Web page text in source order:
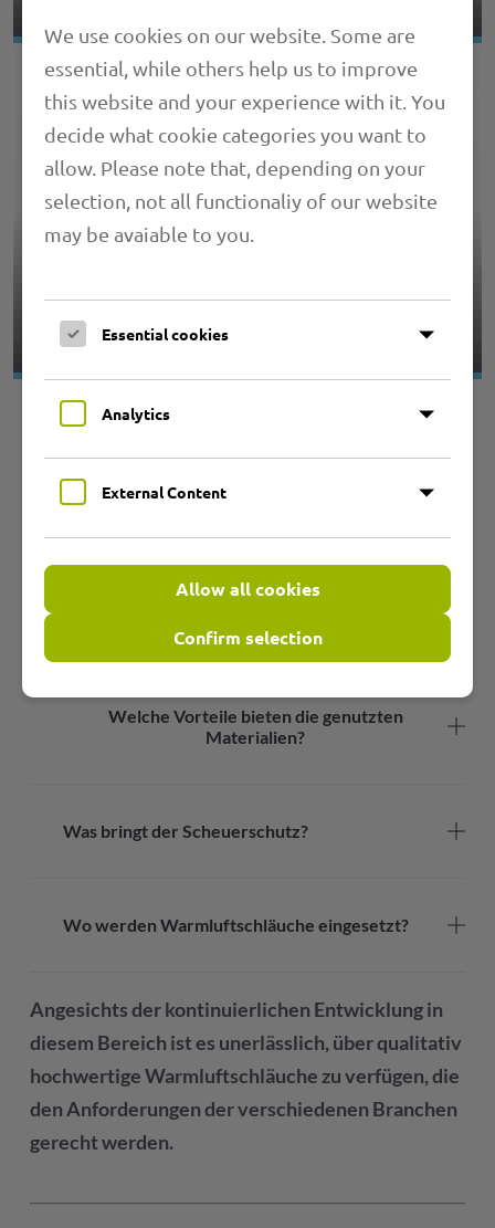
4.08 PRIMAFLEX SPIRA PRO FIREFLEX
Vorteile unserer SPIRA Schläuche
Aus welchen Materialien werden
Welche Vorteile bieten die genutzten
Materialien?
Was bringt der Scheuerschutz?
Wo werden Warmluftschläuche eingesetzt?
Angesichts der kontinuierlichen Entwicklung in
diesem Bereich ist es unerlässlich, über qualitativ
hochwertige Warmluftschläuche zu verfügen, die
den Anforderungen der verschiedenen Branchen
gerecht werden.
We use cookies on our website. Some are
essential, while others help us to improve
this website and your experience with it. You
decide what cookie categories you want to
allow. Please note that, depending on your
selection, not all functionaliy of our website
may be avaiable to you.
Essential cookies
Analytics
External Content
Allow all cookies
Confirm selection